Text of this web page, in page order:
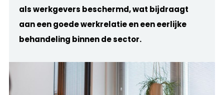
als werkgevers beschermd, wat bijdraagt
aan een goede werkrelatie en een eerlijke
behandeling binnen de sector.